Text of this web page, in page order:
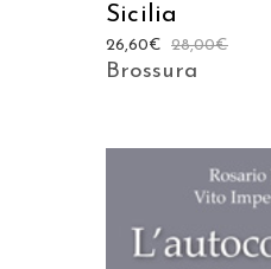
Sicilia
28,00€
26,60€
Brossura